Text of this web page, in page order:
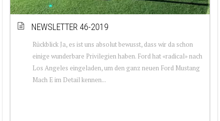
NEWSLETTER 46-2019
Rückblick Ja, es ist uns absolut bewusst, dass wir da schon
einige wunderbare Privilegien haben. Ford hat «radical» nach
Los Angeles eingeladen, um den ganz neuen Ford Mustang
Mach E im Detail kennen...